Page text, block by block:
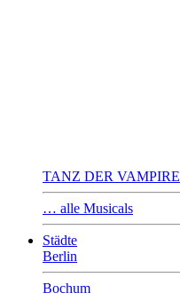
TANZ DER VAMPIRE
… alle Musicals
Städte
Berlin
Bochum